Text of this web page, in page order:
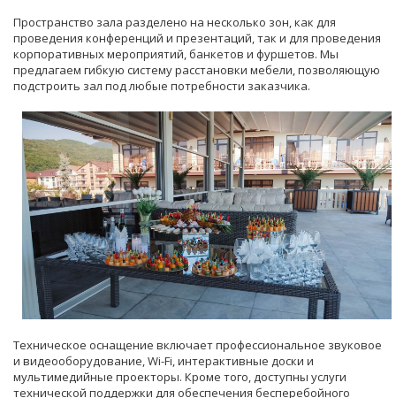
Пространство зала разделено на несколько зон, как для
проведения конференций и презентаций, так и для проведения
корпоративных мероприятий, банкетов и фуршетов. Мы
предлагаем гибкую систему расстановки мебели, позволяющую
подстроить зал под любые потребности заказчика.
Техническое оснащение включает профессиональное звуковое
и видеооборудование, Wi-Fi, интерактивные доски и
мультимедийные проекторы. Кроме того, доступны услуги
технической поддержки для обеспечения бесперебойного